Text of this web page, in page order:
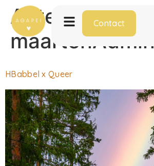
Contact
Auteur:
maartenAdmin
HBabbel x Queer